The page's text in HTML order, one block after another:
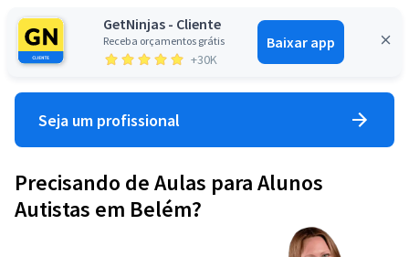
GetNinjas - Cliente
Receba orçamentos grátis
+30K
Baixar app
Entrar
Seja um profissional
Precisando de Aulas para Alunos
Autistas em Belém?